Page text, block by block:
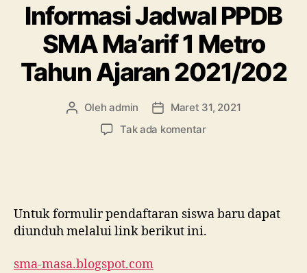
Informasi Jadwal PPDB
SMA Ma’arif 1 Metro
Tahun Ajaran 2021/202
Penulis
artikel
Olehadmin
Tanggal
artikel
Maret 31, 2021
Tak ada komentarpada
1
Metro
Untuk formulir pendaftaran siswa baru dapat
diunduh melalui link berikut ini.
sma-masa.blogspot.com